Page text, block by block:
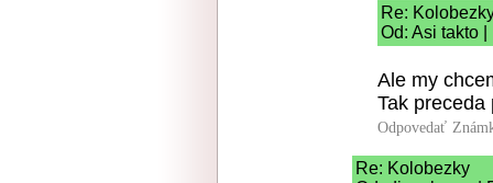
Re:
Od: Asi takto
Ale my
Tak preceda
Odpovedať
Re: Kolobezky